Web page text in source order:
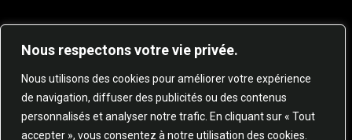
Nous respectons votre vie privée.
Nous utilisons des cookies pour améliorer votre expérience
de navigation, diffuser des publicités ou des contenus
personnalisés et analyser notre trafic. En cliquant sur « Tout
accepter », vous consentez à notre utilisation des cookies.
© 2025 STUDIO DE DANSE HARMONIE TOUS